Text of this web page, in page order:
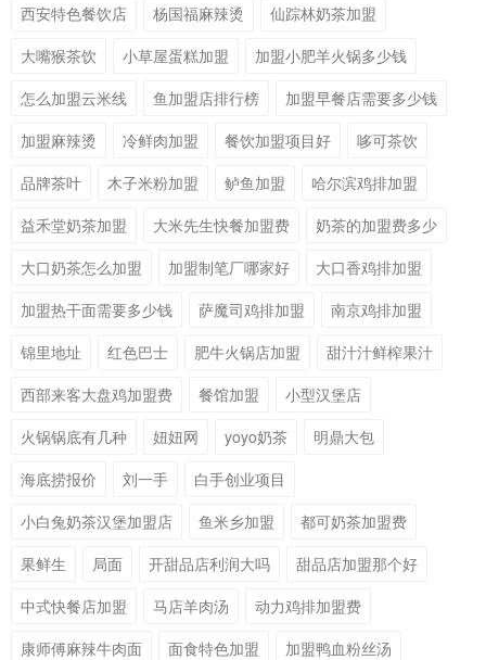
西安特色餐饮店
杨国福麻辣烫
仙踪林奶茶加盟
大嘴猴茶饮
小草屋蛋糕加盟
加盟小肥羊火锅多少钱
怎么加盟云米线
鱼加盟店排行榜
加盟早餐店需要多少钱
加盟麻辣烫
冷鲜肉加盟 餐饮加盟项目好
哆可茶饮
品牌茶叶
木子米粉加盟 鲈鱼加盟
哈尔滨鸡排加盟
益禾堂奶茶加盟
大米先生快餐加盟费
奶茶的加盟费多少
大口奶茶怎么加盟
加盟制笔厂哪家好
大口香鸡排加盟
加盟热干面需要多少钱
萨魔司鸡排加盟
南京鸡排加盟
锦里地址
红色巴士 肥牛火锅店加盟
甜汁汁鲜榨果汁
西部来客大盘鸡加盟费
餐馆加盟
小型汉堡店
火锅锅底有几种
妞妞网 yoyo奶茶
明鼎大包
海底捞报价
刘一手
白手创业项目
小白兔奶茶汉堡加盟店
鱼米乡加盟
都可奶茶加盟费
果鲜生
局面 开甜品店利润大吗
甜品店加盟那个好
中式快餐店加盟
马店羊肉汤
动力鸡排加盟费
康师傅麻辣牛肉面
面食特色加盟
加盟鸭血粉丝汤